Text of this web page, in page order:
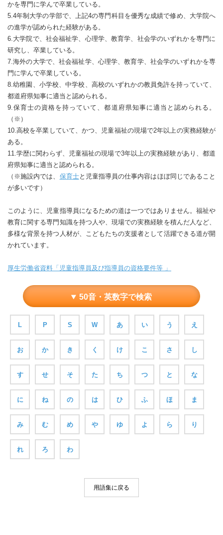
かを専門に学んで卒業している。
5.4年制大学の学部で、上記4の専門科目を優秀な成績で修め、大学院へ
の進学が認められた経験がある。
6.大学院で、社会福祉学、心理学、教育学、社会学のいずれかを専門に
研究し、卒業している。
7.海外の大学で、社会福祉学、心理学、教育学、社会学のいずれかを専
門に学んで卒業している。
8.幼稚園、小学校、中学校、高校のいずれかの教員免許を持っていて、
都道府県知事に適当と認められる。
9.保育士の資格を持っていて、都道府県知事に適当と認められる。
（※）
10.高校を卒業していて、かつ、児童福祉の現場で2年以上の実務経験が
ある。
11.学歴に関わらず、児童福祉の現場で3年以上の実務経験があり、都道
府県知事に適当と認められる。
（※施設内では、 保育士と児童指導員の仕事内容はほぼ同じであること
が多いです）
このように、児童指導員になるための道は一つではありません。福祉や
教育に関する専門知識を持つ人や、現場での実務経験を積んだ人など、
多様な背景を持つ人材が、こどもたちの支援者として活躍できる道が開
かれています。
厚生労働省資料「児童指導員及び指導員の資格要件等 」
50音・英数字で検索
L P S W あ い う え
お か き く け こ さ し
す せ そ た ち つ と な
に ね の は ひ ふ ほ ま
み む め や ゆ よ ら り
れ ろ わ
用語集に戻る